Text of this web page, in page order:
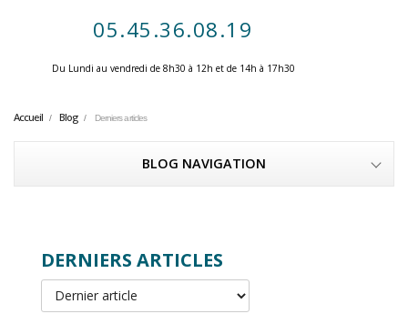
05.45.36.08.19
Du Lundi au vendredi de 8h30 à 12h et de 14h à 17h30 ​
Accueil Blog Derniers articles
BLOG NAVIGATION
DERNIERS ARTICLES